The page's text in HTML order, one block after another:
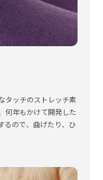
タッチのストレッチ素
何年もかけて開発した
るので、曲げたり、ひ